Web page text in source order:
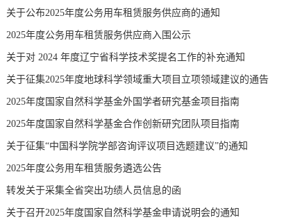
关于公布2025年度公务用车租赁服务供应商的通知
2025年度公务用车租赁服务供应商入围公示
关于对 2024 年度辽宁省科学技术奖提名工作的补充通知
关于征集2025年度地球科学领域重大项目立项领域建议的通告
2025年度国家自然科学基金外国学者研究基金项目指南
2025年度国家自然科学基金合作创新研究团队项目指南
关于征集“中国科学院学部咨询评议项目选题建议”的通知
2025年度公务用车租赁服务遴选公告
转发关于采集全省突出功绩人员信息的函
关于召开2025年度国家自然科学基金申请说明会的通知